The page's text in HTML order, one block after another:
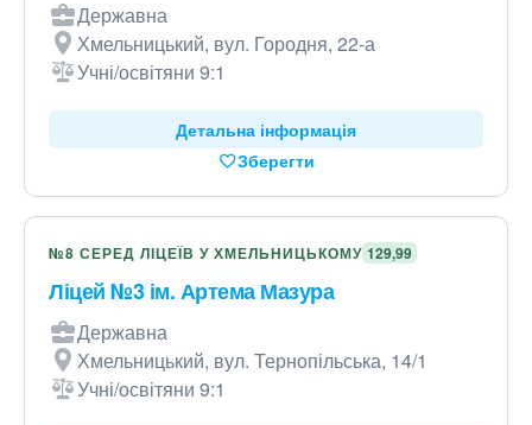
Державна
Хмельницький, вул. Городня, 22-а
Учні/освітяни 9:1
Детальна інформація
Зберегти
№8 СЕРЕД ЛІЦЕЇВ У ХМЕЛЬНИЦЬКОМУ 129,99
Ліцей №3 ім. Артема Мазура
Державна
Хмельницький, вул. Тернопільська, 14/1
Учні/освітяни 9:1